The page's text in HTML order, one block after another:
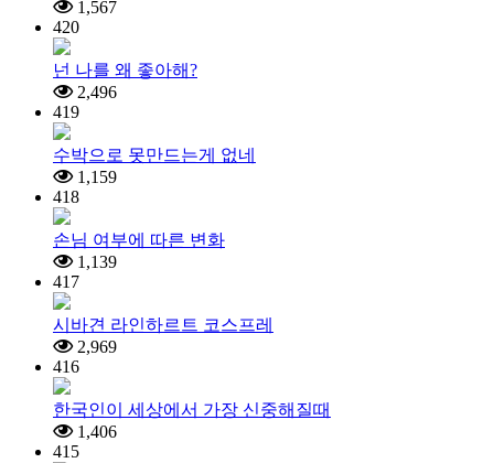
1,567
420
넌 나를 왜 좋아해?
2,496
419
수박으로 못만드는게 없네
1,159
418
손님 여부에 따른 변화
1,139
417
시바견 라인하르트 코스프레
2,969
416
한국인이 세상에서 가장 신중해질때
1,406
415